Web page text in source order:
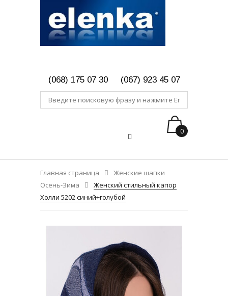
(068) 175 07 30 (067) 923 45 07
0
Главная страница
Женские шапки
Осень-Зима
Женский стильный капор
Холли 5202 синий+голубой